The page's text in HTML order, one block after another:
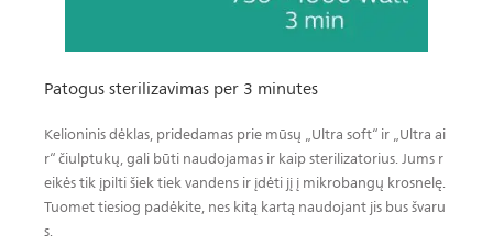
Patogus sterilizavimas per 3 minutes
Kelioninis dėklas, pridedamas prie mūsų „Ultra soft“ ir „Ultra ai
r“ čiulptukų, gali būti naudojamas ir kaip sterilizatorius. Jums r
eikės tik įpilti šiek tiek vandens ir įdėti jį į mikrobangų krosnelę.
Tuomet tiesiog padėkite, nes kitą kartą naudojant jis bus švaru
s.